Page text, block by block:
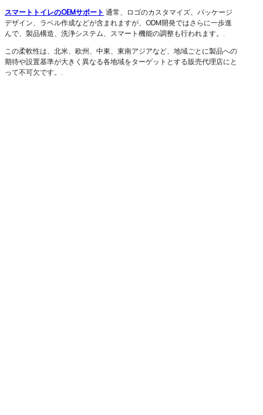
スマートトイレのOEMサポート 通常、ロゴのカスタマイズ、パッケージ
デザイン、ラベル作成などが含まれますが、ODM開発ではさらに一歩進
んで、製品構造、洗浄システム、スマート機能の調整も行われます。.
この柔軟性は、北米、欧州、中東、東南アジアなど、地域ごとに製品への
期待や設置基準が大きく異なる各地域をターゲットとする販売代理店にと
って不可欠です。.